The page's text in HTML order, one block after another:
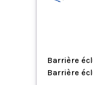
Barrière
Barrière